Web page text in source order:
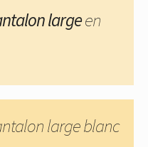
largeen
large blanc